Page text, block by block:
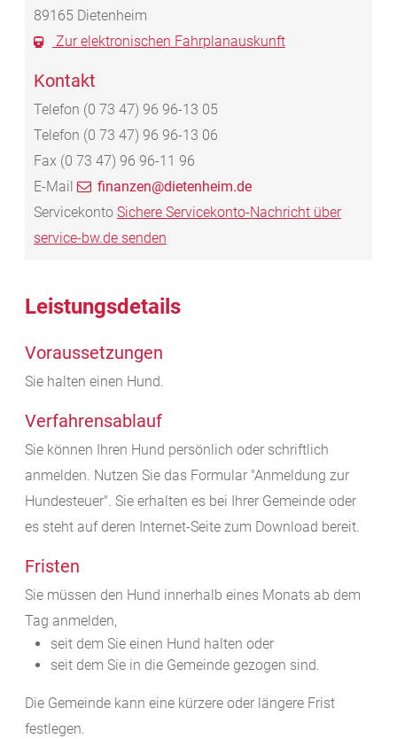
89165 Dietenheim
Zur elektronischen Fahrplanauskunft
Kontakt
Telefon (0 73 47) 96 96-13 05
Telefon (0 73 47) 96 96-13 06
Fax (0 73 47) 96 96-11 96
E-Mail
finanzen@dietenheim.de
Servicekonto Sichere Servicekonto-Nachricht über
service-bw.de senden
Leistungsdetails
Voraussetzungen
Sie halten einen Hund.
Verfahrensablauf
Sie können Ihren Hund persönlich oder schriftlich
anmelden. Nutzen Sie das Formular "Anmeldung zur
Hundesteuer". Sie erhalten es bei Ihrer Gemeinde oder
es steht auf deren Internet-Seite zum Download bereit.
Fristen
Sie müssen den Hund innerhalb eines Monats ab dem
Tag anmelden,
seit dem Sie einen Hund halten oder
seit dem Sie in die Gemeinde gezogen sind.
Die Gemeinde kann eine kürzere oder längere Frist
festlegen.